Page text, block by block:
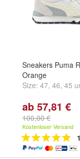
Sneakers Puma
Orange
Size: 47, 46, 45
ab 57,81 €
100,00 €
Kostenloser Versand
1